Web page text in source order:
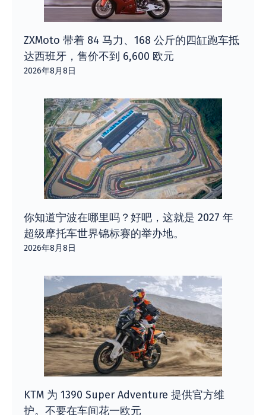
ZXMoto 带着 84 马力、168 公斤的四缸跑车抵
达西班牙，售价不到 6,600 欧元
2026年8月8日
你知道宁波在哪里吗？好吧，这就是 2027 年
超级摩托车世界锦标赛的举办地。
2026年8月8日
KTM 为 1390 Super Adventure 提供官方维
护。不要在车间花一欧元